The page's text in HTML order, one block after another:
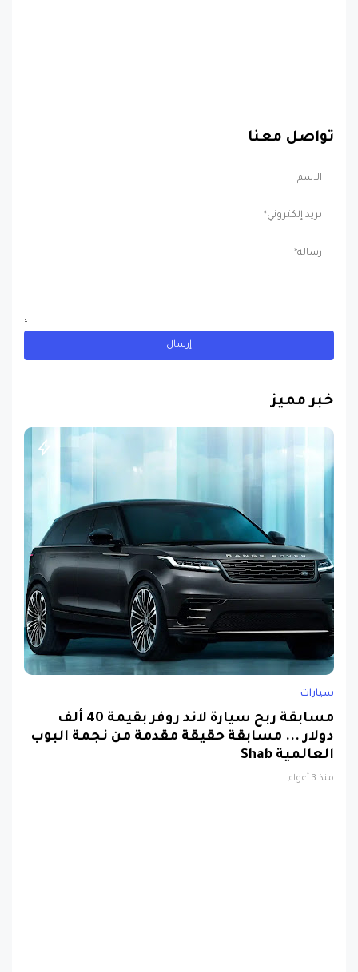
تواصل معنا
خبر مميز
سيارات
مسابقة ربح سيارة لاند روفر بقيمة 40 ألف
دولار ... مسابقة حقيقة مقدمة من نجمة البوب
العالمية Shab
منذ 3 أعوام